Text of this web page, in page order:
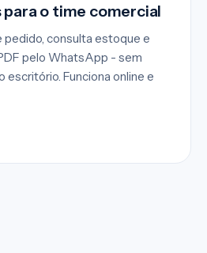
o time comercial
consulta estoque e
pelo WhatsApp - sem
escritório. Funciona online e